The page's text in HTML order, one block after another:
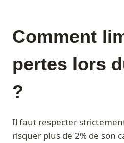
Comment
pertes lors
?
Il faut respecter
risquer plus de 2% de son